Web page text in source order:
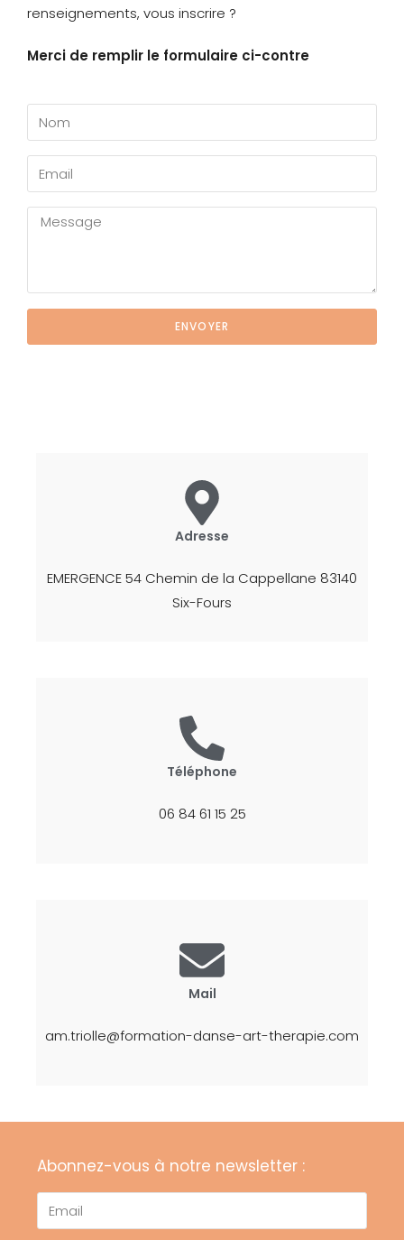
renseignements, vous inscrire ?
Merci de remplir le formulaire ci-contre
ENVOYER
Adresse
EMERGENCE 54 Chemin de la Cappellane 83140
Six-Fours
Téléphone
06 84 61 15 25
Mail
am.triolle@formation-danse-art-therapie.com
Abonnez-vous à notre newsletter :